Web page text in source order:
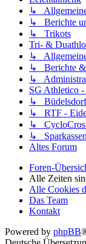
↳
↳ Berichte
↳ Trikots
Tri- &
↳
↳ Berichte &
↳
SG Athletico -
↳
↳ RTF -
↳
↳
Altes Forum
Foren-
Alle Zeiten
Alle Cookies
Das Team
Kontakt
Powered by phpBB